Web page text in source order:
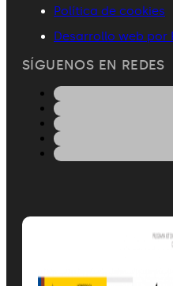
Política de cookies
Desarrollo web por
SÍGUENOS EN REDES